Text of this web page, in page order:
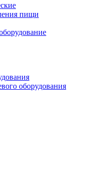
пищи
оборудования